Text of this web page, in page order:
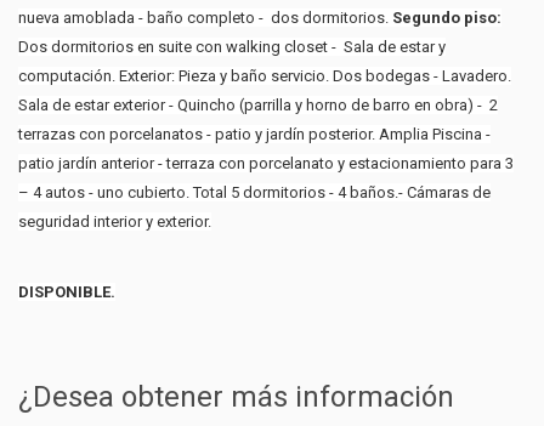
nueva amoblada - baño completo - dos dormitorios. Segundo piso:
Dos dormitorios en suite con walking closet - Sala de estar y
computación. Exterior: Pieza y baño servicio. Dos bodegas - Lavadero.
Sala de estar exterior - Quincho (parrilla y horno de barro en obra) - 2
terrazas con porcelanatos - patio y jardín posterior. Amplia Piscina -
patio jardín anterior - terraza con porcelanato y estacionamiento para 3
– 4 autos - uno cubierto. Total 5 dormitorios - 4 baños.- Cámaras de
seguridad interior y exterior.
DISPONIBLE.
¿Desea obtener más información